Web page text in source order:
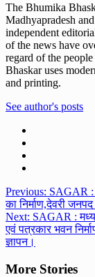
The Bhumika
Madhyapradesh
independent
of the news have
regard of the
Bhaskar uses
and printing.
See author's posts
Post
navigation
Previous: SAGAR :
का निर्माण,देवरी
Next: SAGAR :
एवं पत्रकार भवन
ज्ञापन।
More Stories